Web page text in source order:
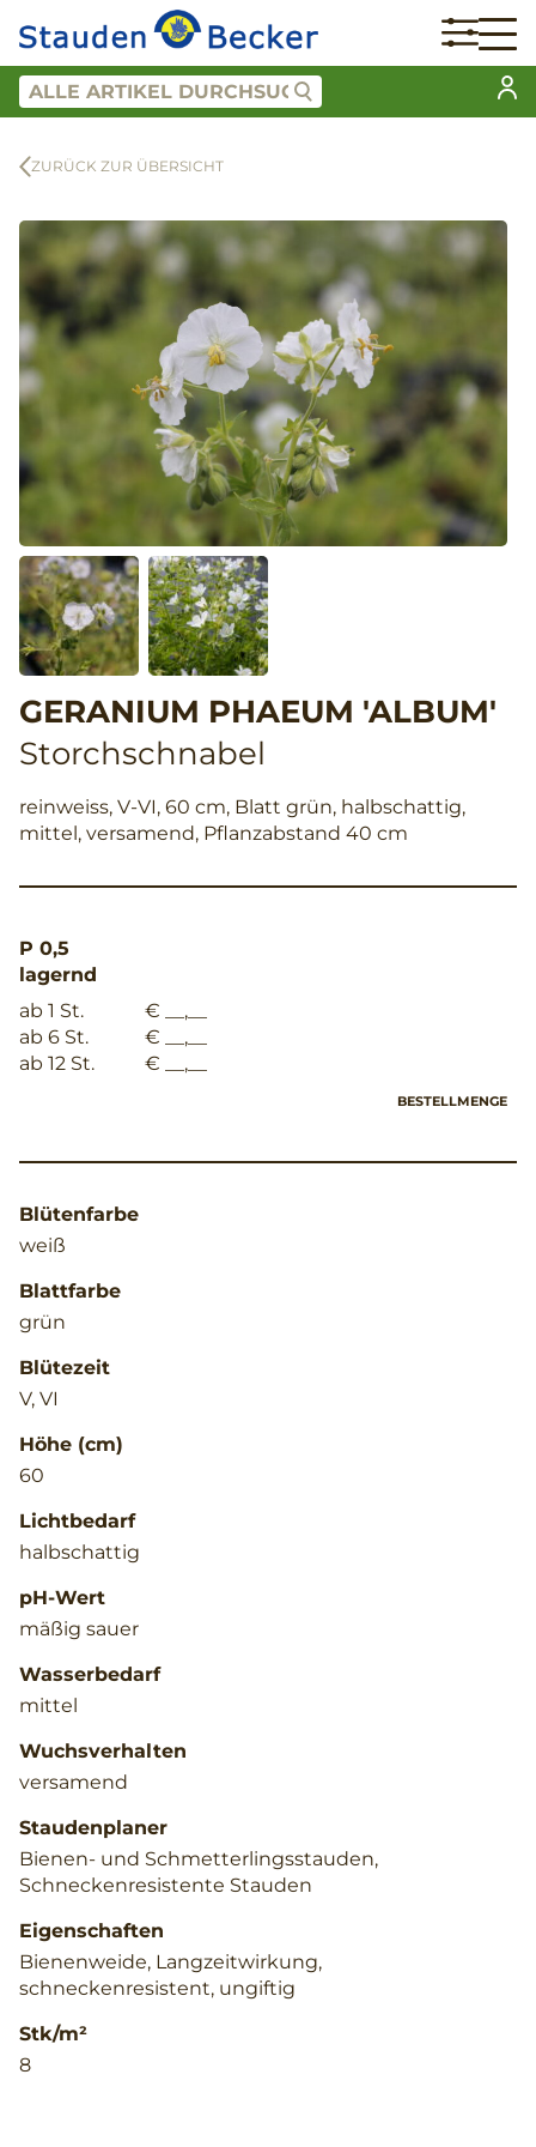
ZURÜCK ZUR ÜBERSICHT
GERANIUM PHAEUM 'ALBUM'
Storchschnabel
reinweiss, V-VI, 60 cm, Blatt grün, halbschattig,
mittel, versamend, Pflanzabstand 40 cm
P 0,5
lagernd
ab 1 St.
€ __,__
ab 6 St.
€ __,__
ab 12 St.
€ __,__
BESTELLMENGE
Blütenfarbe
weiß
Blattfarbe
grün
Blütezeit
V, VI
Höhe (cm)
60
Lichtbedarf
halbschattig
pH-Wert
mäßig sauer
Wasserbedarf
mittel
Wuchsverhalten
versamend
Staudenplaner
Bienen- und Schmetterlingsstauden,
Schneckenresistente Stauden
Eigenschaften
Bienenweide, Langzeitwirkung,
schneckenresistent, ungiftig
Stk/m²
8